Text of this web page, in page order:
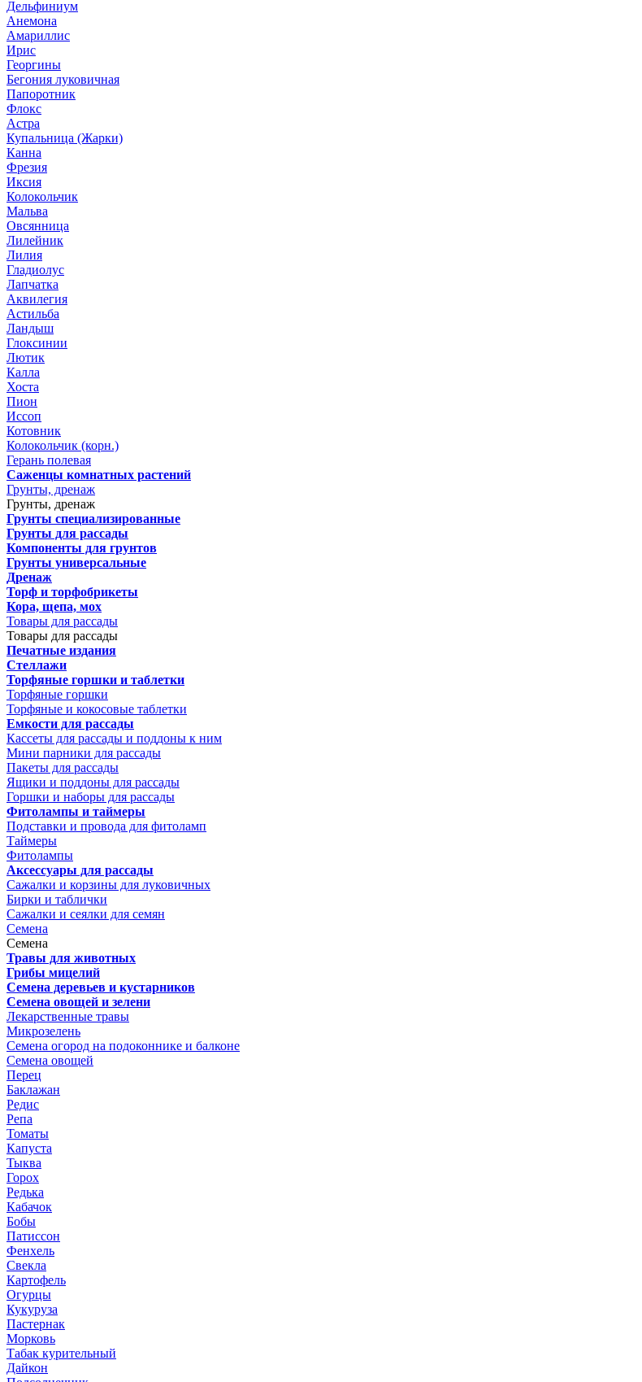
Дельфиниум
Анемона
Амариллис
Ирис
Георгины
Бегония луковичная
Папоротник
Флокс
Астра
Купальница (Жарки)
Канна
Фрезия
Иксия
Колокольчик
Мальва
Овсянница
Лилейник
Лилия
Гладиолус
Лапчатка
Аквилегия
Астильба
Ландыш
Глоксинии
Лютик
Калла
Хоста
Пион
Иссоп
Котовник
Колокольчик (корн.)
Герань полевая
Саженцы комнатных растений
Грунты, дренаж
Грунты, дренаж
Грунты специализированные
Грунты для рассады
Компоненты для грунтов
Грунты универсальные
Дренаж
Торф и торфобрикеты
Кора, щепа, мох
Товары для рассады
Товары для рассады
Печатные издания
Стеллажи
Торфяные горшки и таблетки
Торфяные горшки
Торфяные и кокосовые таблетки
Емкости для рассады
Кассеты для рассады и поддоны к ним
Мини парники для рассады
Пакеты для рассады
Ящики и поддоны для рассады
Горшки и наборы для рассады
Фитолампы и таймеры
Подставки и провода для фитоламп
Таймеры
Фитолампы
Аксессуары для рассады
Сажалки и корзины для луковичных
Бирки и таблички
Сажалки и сеялки для семян
Семена
Семена
Травы для животных
Грибы мицелий
Семена деревьев и кустарников
Семена овощей и зелени
Лекарственные травы
Микрозелень
Семена огород на подоконнике и балконе
Семена овощей
Перец
Баклажан
Редис
Репа
Томаты
Капуста
Тыква
Горох
Редька
Кабачок
Бобы
Патиссон
Фенхель
Свекла
Картофель
Огурцы
Кукуруза
Пастернак
Морковь
Табак курительный
Дайкон